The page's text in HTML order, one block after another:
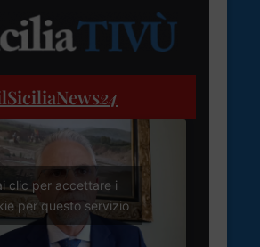
24
clic per accettare i
per questo servizio